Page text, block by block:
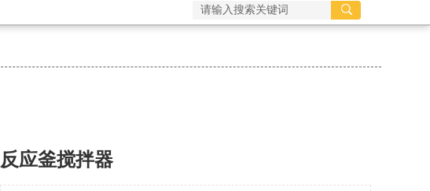
反应釜搅拌器